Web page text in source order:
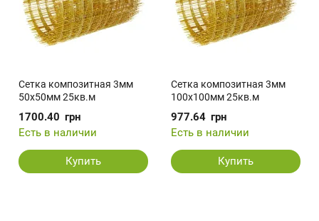
Сетка композитная 3мм
50х50мм 25кв.м
1700.40 грн
Есть в наличии
Купить
Сетка композитная 3мм
100х100мм 25кв.м
977.64 грн
Есть в наличии
Купить